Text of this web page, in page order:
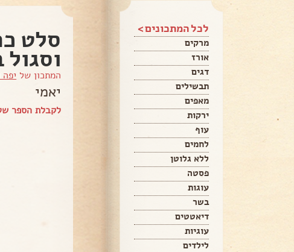
לכל המתכונים >
מרקים
אורז
דגים
תבשילים
מאפים
ירקות
עוף
לחמים
ללא גלוטן
פסטה
עוגות
בשר
דיאטטים
עוגיות
לילדים
סלט
וסגול
המתכון של
יאמי
לקבלת הספר